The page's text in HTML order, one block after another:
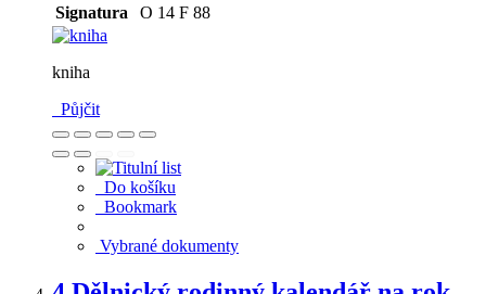
Signatura
O 14 F 88
kniha
Půjčit
Do košíku
Bookmark
Vybrané dokumenty